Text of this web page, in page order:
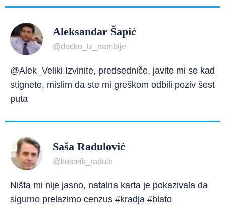
Aleksandar Šapić
@decko_iz_nambije
@Alek_Veliki Izvinite, predsedniče, javite mi se kad
stignete, mislim da ste mi greškom odbili poziv šest
puta
Saša Radulović
@kosmik_radule
Ništa mi nije jasno, natalna karta je pokazivala da
sigurno prelazimo cenzus #kradja #blato